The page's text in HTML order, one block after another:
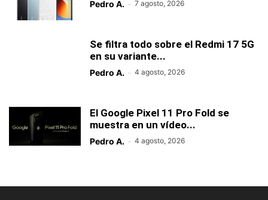
Pedro A. - 7 agosto, 2026
Se filtra todo sobre el Redmi 17 5G
en su variante...
Pedro A. - 4 agosto, 2026
El Google Pixel 11 Pro Fold se
muestra en un vídeo...
Pedro A. - 4 agosto, 2026